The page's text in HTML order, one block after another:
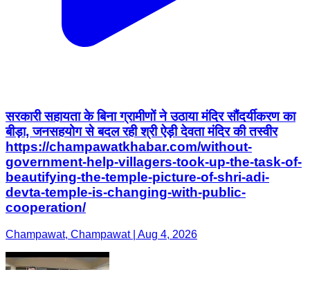
सरकारी सहायता के बिना ग्रामीणों ने उठाया मंदिर सौंदर्यीकरण का
बीड़ा, जनसहयोग से बदल रही श्री ऐड़ी देवता मंदिर की तस्वीर
https://champawatkhabar.com/without-
government-help-villagers-took-up-the-task-of-
beautifying-the-temple-picture-of-shri-adi-
devta-temple-is-changing-with-public-
cooperation/
Champawat, Champawat | Aug 4, 2026